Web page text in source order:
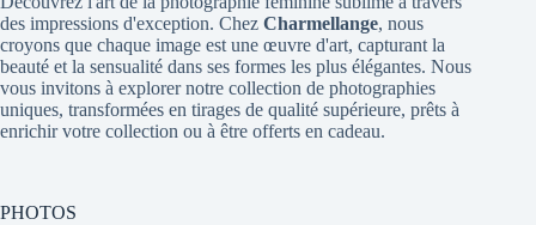
des impressions d'exception. Chez Charmellange, nous
croyons que chaque image est une œuvre d'art, capturant la
beauté et la sensualité dans ses formes les plus élégantes. Nous
vous invitons à explorer notre collection de photographies
uniques, transformées en tirages de qualité supérieure, prêts à
enrichir votre collection ou à être offerts en cadeau.
PHOTOS